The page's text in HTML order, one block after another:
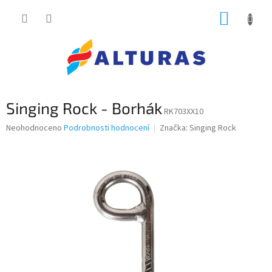
Singing Rock - Borhák RK703XX10
Průměrné
Neohodnoceno Podrobnosti hodnocení Značka: Singing Rock